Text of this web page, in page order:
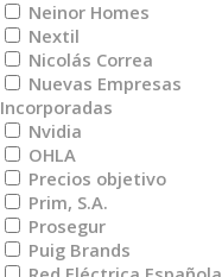
Neinor Homes
Nextil
Nicolás Correa
Nuevas Empresas
Incorporadas
Nvidia
OHLA
Precios objetivo
Prim, S.A.
Prosegur
Puig Brands